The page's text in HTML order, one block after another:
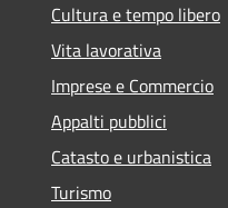
Cultura e tempo libero
Vita lavorativa
Imprese e Commercio
Appalti pubblici
Catasto e urbanistica
Turismo